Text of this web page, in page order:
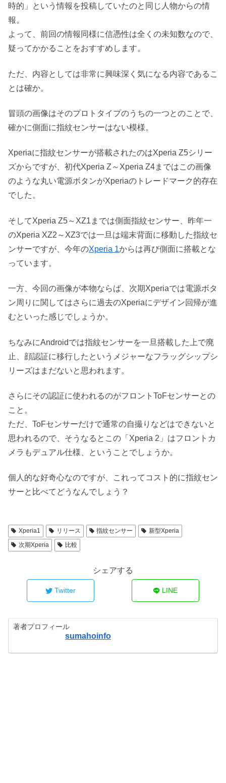
時的」という情報を投稿していたのと同じ人物からの情
報。
よって、前回の情報同様に信憑性は全くの未知数なので、
疑ってかかることをおすすめします。
ただ、内容としては非常に興味深く気になる内容であるこ
とは確か。
冒頭の画像はそのプロトタイプのうちの一つとのことで、
確かに側面に指紋センサーはない模様。
Xperiaに指紋センサーが搭載されたのはXperia Z5シリー
ズからですが、初代Xperia Z～Xperia Z4まではこの画像
のような丸い電源ボタンがXperiaのトレードマーク的存在
でした。
そしてXperia Z5～XZ1までは側面指紋センサー、昨年一
のXperia XZ2～XZ3では一旦は端末背面に移動した指紋セ
ンサーですが、今年のXperia 1からは再び側面に搭載とな
っています。
一方、今回の画像が本物ならば、次期Xperiaでは電源ボタ
ン周りに関してはさらに過去のXperiaにデザイン回帰が進
むといった感じでしょうか。
ちなみにAndroidでは指紋センサーを一旦搭載した上で廃
止、顔認証に移行したというメジャーなフラッグシップシ
リーズはまだないと思われます。
さらにその認証に使われるのがフロントToFセンサーとの
こと。
ただ、ToFセンサーだけで通常の自撮りなどはできないと
思われるので、そうなるとこの「Xperia 2」はフロントカ
メラもデュアル仕様、ということでしょうか。
個人的な好奇心なのですが、これってコスト的に指紋セン
サーと比べてどうなんでしょう？
Xperia1 リリース 指紋センサー
新型Xperia
次期Xperia
比較
シェアする
Twitter LINE
著者プロフィール
sumahoinfo